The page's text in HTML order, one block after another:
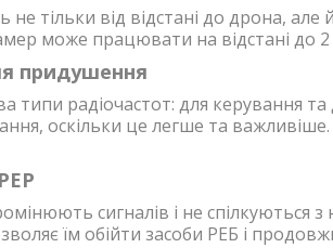
тільки від відстані до дрона,
може працювати на відстані до
придушення
радіочастот: для керування та
оскільки це легше та
сигналів і не
їм обійти засоби РЕБ і